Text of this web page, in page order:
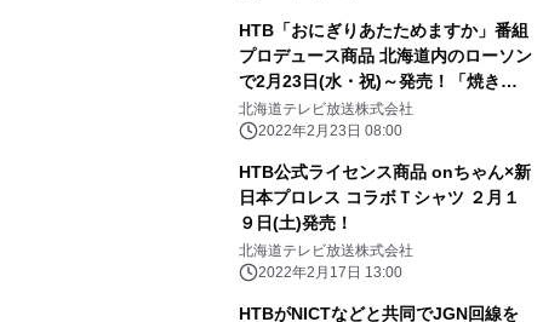
HTB「おにぎりあたためますか」番組
プロデュース商品 北海道内のローソン
で2月23日(水・祝)～発売！「焼きカ
レーパンパンパ～ン ～ヒングとの出会
い～」「ドライ煮卵」
北海道テレビ放送株式会社
2022年2月23日 08:00
HTB公式ライセンス商品 onちゃん×新
日本プロレス コラボＴシャツ ２月１
９日(土)発売！
北海道テレビ放送株式会社
2022年2月17日 13:00
HTBがNICTなどと共同でJGN回線を